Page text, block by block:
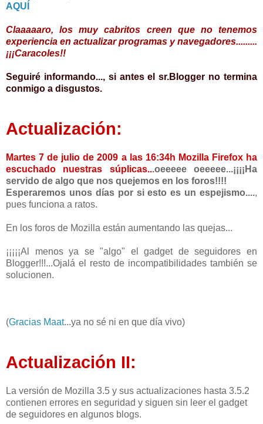
AQUÍ
Claaaaaro, los muy cabritos creen que no tenemos
experiencia en actualizar programas y navegadores.........
¡¡¡Caracoles!!
Seguiré informando..., si antes el sr.Blogger no termina
conmigo a disgustos.
Actualización:
Martes 7 de julio de 2009 a las 16:34h Mozilla Firefox ha
escuchado nuestras súplicas...oeeeee oeeeee...¡¡¡¡Ha
servido de algo que nos quejemos en los foros!!!!
Esperaremos unos días por si esto es un espejismo....,
pues funciona a ratos.
En los foros de Mozilla están aumentando las quejas...
¡¡¡¡¡Al menos ya se "algo" el gadget de seguidores en
Blogger!!!...Ojalá el resto de incompatibilidades también se
solucionen.
(Gracias Maat...ya no sé ni en que día vivo)
Actualización II:
La versión de Mozilla 3.5 y sus actualizaciones hasta 3.5.2
contienen errores en seguridad y siguen sin leer el gadget
de seguidores en algunos blogs.